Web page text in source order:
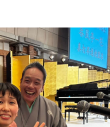
るかに流されずに、あなた
選択していくと良い流れが
、運気が上がっていくでし
ていくのではなく、色々な
ていくことで良い流れがや